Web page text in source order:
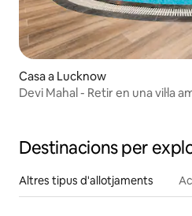
Casa a Lucknow
Devi Mahal - Retir en una vil·la
Destinacions per
Altres tipus d'allotjaments